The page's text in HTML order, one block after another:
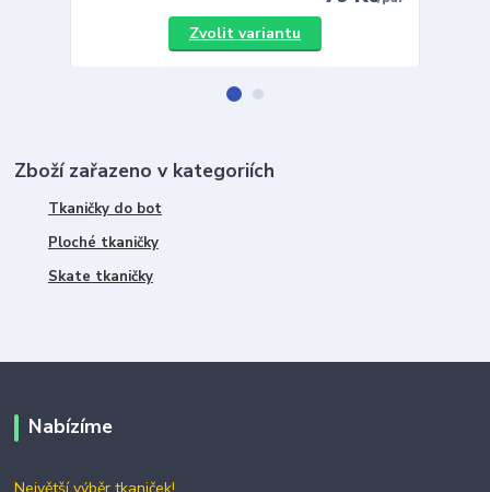
Zvolit variantu
Zboží zařazeno v kategoriích
Tkaničky do bot
Ploché tkaničky
Skate tkaničky
Nabízíme
Největší výběr tkaniček!